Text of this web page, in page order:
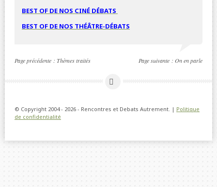
BEST OF DE NOS CINÉ DÉBATS
BEST OF DE NOS THÉÂTRE-DÉBATS
Page précédente : Thèmes traités Page suivante : On en parle
© Copyright 2004 - 2026 - Rencontres et Debats Autrement. | Politique
de confidentialité